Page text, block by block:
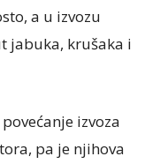
a u izvozu
jabuka, krušaka i
izvoza
pa je njihova